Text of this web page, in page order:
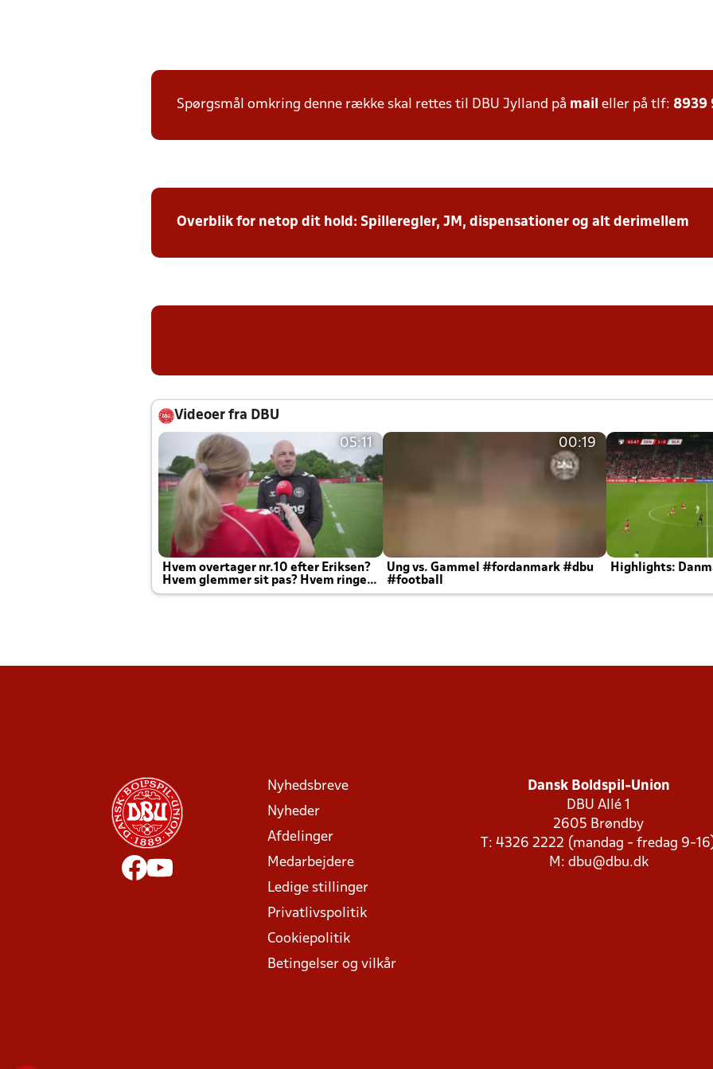
Spørgsmål omkring denne række skal rettes til DBU Jylland på mail eller på tlf: 8939
Overblik for netop dit hold: Spilleregler, JM, dispensationer og alt derimellem
Videoer fra DBU
05:11
Hvem overtager nr.10 efter Eriksen?
Hvem glemmer sit pas? Hvem ringer
Joachim altid til efter kampe?
00:19
Ung vs. Gammel #fordanmark #dbu
#football
Highlights:
Nyhedsbreve
Nyheder
Afdelinger
Medarbejdere
Ledige stillinger
Privatlivspolitik
Cookiepolitik
Betingelser og vilkår
Dansk Boldspil-Union
DBU Allé 1
2605 Brøndby
T: 4326 2222 (mandag - fredag 9-
M: dbu@dbu.dk